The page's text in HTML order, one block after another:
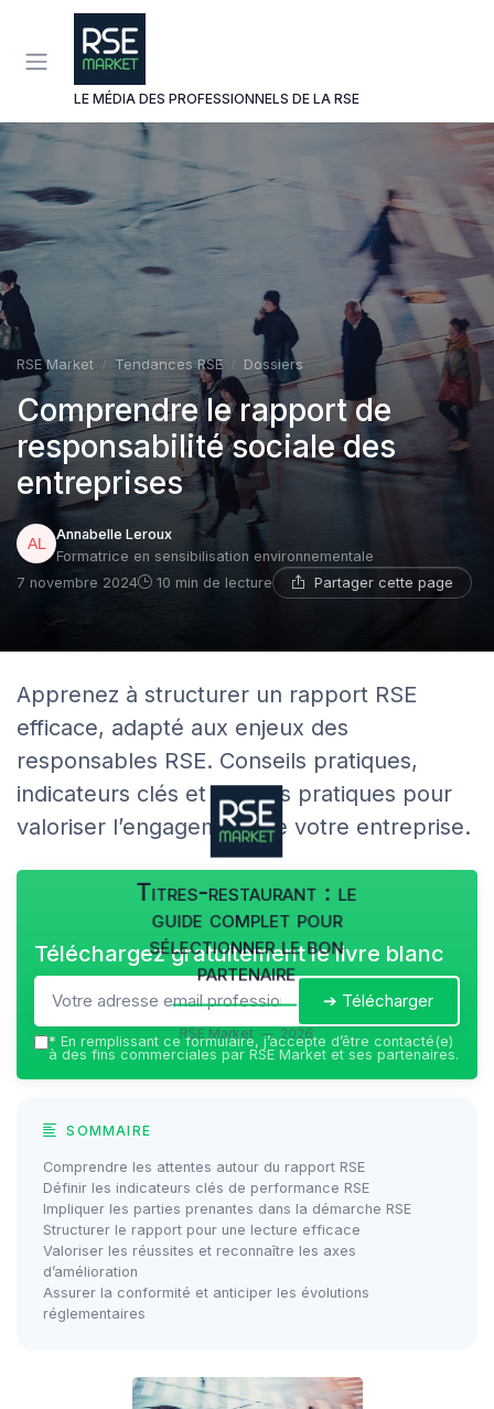
LE MÉDIA DES PROFESSIONNELS DE LA RSE
RSE Market Tendances RSE Dossiers
Comprendre le rapport de
responsabilité sociale des
entreprises
Annabelle Leroux
Formatrice en sensibilisation environnementale
7 novembre 2024
10 min de lecture Partager cette page
Apprenez à structurer un rapport RSE
efficace, adapté aux enjeux des
responsables RSE. Conseils pratiques,
indicateurs clés et bonnes pratiques pour
valoriser l’engagement de votre entreprise.
Titres-restaurant : le
guide complet pour
sélectionner le bon
partenaire
RSE Market — 2026
Téléchargez gratuitement le livre blanc
➔ Télécharger
* En remplissant ce formulaire, j’accepte d’être contacté(e)
à des fins commerciales par RSE Market et ses partenaires.
SOMMAIRE
Comprendre les attentes autour du rapport RSE
Définir les indicateurs clés de performance RSE
Impliquer les parties prenantes dans la démarche RSE
Structurer le rapport pour une lecture efficace
Valoriser les réussites et reconnaître les axes
d’amélioration
Assurer la conformité et anticiper les évolutions
réglementaires
Panneau de gestion des cookies